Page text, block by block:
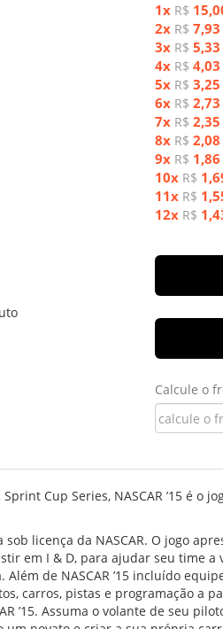
1x R$
2x R$ 7,93
3x R$ 5,33
4x R$ 4,03
5x R$ 3,25
6x R$ 2,73
7x R$ 2,35
8x R$ 2,08
9x R$ 1,86
10x R$
11x R$
12x R$
Calcule o
Cup Series, NASCAR ’15 é
licença da NASCAR. O jogo
em I & D, para ajudar seu time
de NASCAR ’15 incluído
carros, pistas e programação a
’15. Assuma o volante de seu